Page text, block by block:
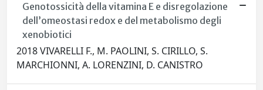
Genotossicità della vitamina E e disregolazione
dell’omeostasi redox e del metabolismo degli
xenobiotici
2018 VIVARELLI F., M. PAOLINI, S. CIRILLO, S.
MARCHIONNI, A. LORENZINI, D. CANISTRO